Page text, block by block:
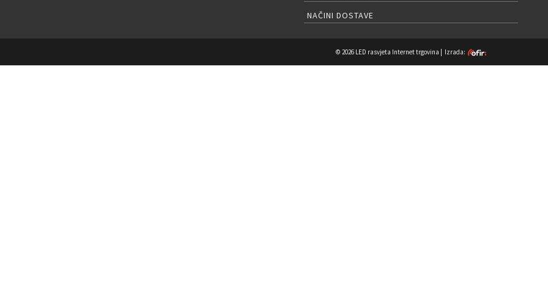
NAČINI DOSTAVE
© 2026 LED rasvjeta Internet trgovina | Izrada: